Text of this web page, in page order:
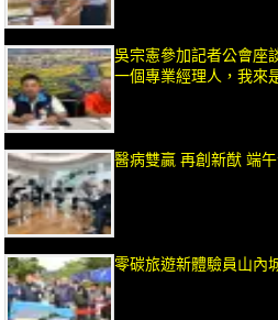
吳宗憲參加記者公會座
一個專業經理人，我來
醫病雙贏 再創新猷 端
零碳旅遊新體驗員山內